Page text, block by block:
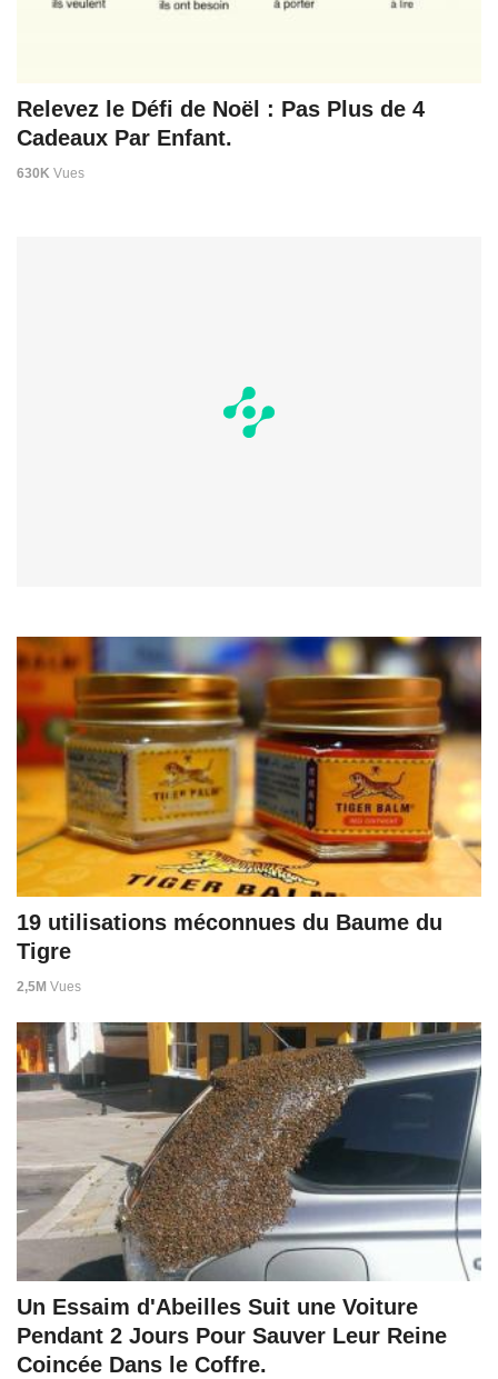
Relevez le Défi de Noël : Pas Plus de 4
Cadeaux Par Enfant.
630K Vues
19 utilisations méconnues du Baume du
Tigre
2,5M Vues
Un Essaim d'Abeilles Suit une Voiture
Pendant 2 Jours Pour Sauver Leur Reine
Coincée Dans le Coffre.